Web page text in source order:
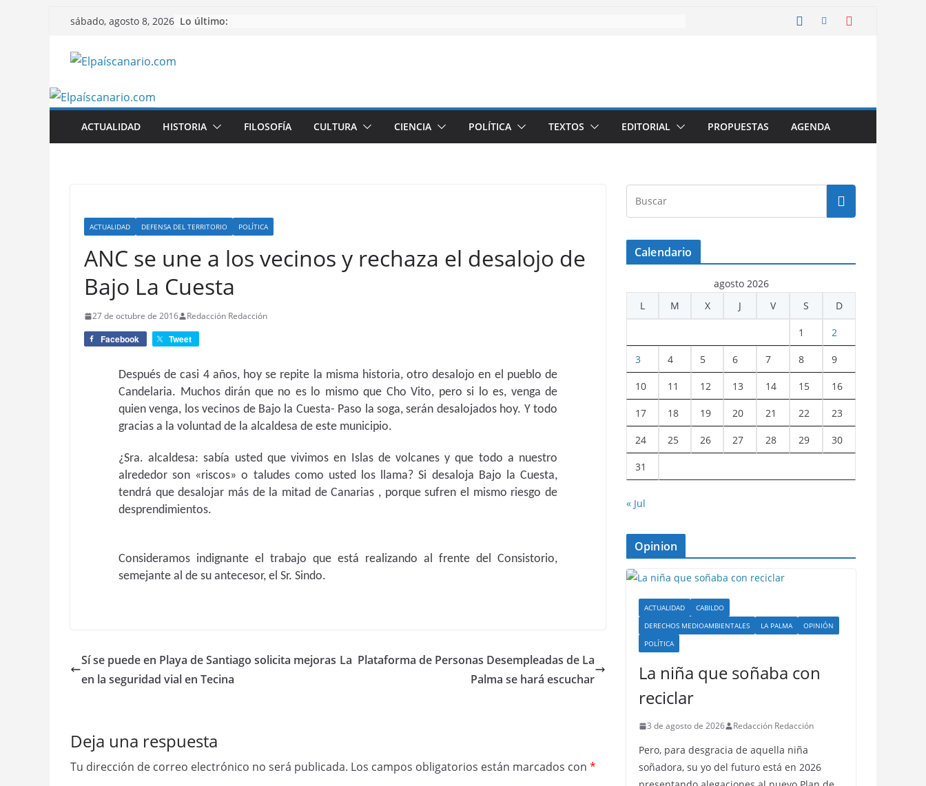
Saltar
contenido
sábado, agosto 8, 2026 Lo último:
ACTUALIDAD HISTORIA FILOSOFÍA CULTURA CIENCIA POLÍTICA TEXTOS EDITORIAL PROPUESTAS AGENDA
ACTUALIDAD DEFENSA DEL TERRITORIO POLÍTICA
ANC se une a los vecinos y rechaza el desalojo de
Bajo La Cuesta
27 de octubre de 2016 Redacción Redacción
Facebook Tweet
Después de casi 4 años, hoy se repite la misma historia, otro desalojo en el pueblo de
Candelaria. Muchos dirán que no es lo mismo que Cho Vito, pero si lo es, venga de
quien venga, los vecinos de Bajo la Cuesta- Paso la soga, serán desalojados hoy. Y todo
gracias a la voluntad de la alcaldesa de este municipio.
¿Sra. alcaldesa: sabía usted que vivimos en Islas de volcanes y que todo a nuestro
alrededor son «riscos» o taludes como usted los llama? Si desaloja Bajo la Cuesta,
tendrá que desalojar más de la mitad de Canarias , porque sufren el mismo riesgo de
desprendimientos.
Consideramos indignante el trabajo que está realizando al frente del Consistorio,
semejante al de su antecesor, el Sr. Sindo.
Sí se puede en Playa de Santiago solicita mejoras
en la seguridad vial en Tecina
La Plataforma de Personas Desempleadas de La
Palma se hará escuchar
Deja una respuesta
Tu dirección de correo electrónico no será publicada. Los campos obligatorios están marcados con *
Calendario
agosto 2026
L
M X J V S D
1 2
3 4 5 6 7 8 9
10 11 12 13 14 15 16
17 18 19 20 21 22 23
24 25 26 27 28 29 30
31
« Jul
Opinion
ACTUALIDAD
CABILDO
DERECHOS MEDIOAMBIENTALES
LA PALMA
OPINIÓN
POLÍTICA
La niña que soñaba con
reciclar
3 de agosto de 2026 Redacción Redacción
Pero, para desgracia de aquella niña
soñadora, su yo del futuro está en 2026